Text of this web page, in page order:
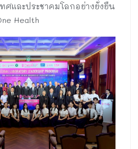
ศและประชาคมโลกอย่างยั่งยืน
Health